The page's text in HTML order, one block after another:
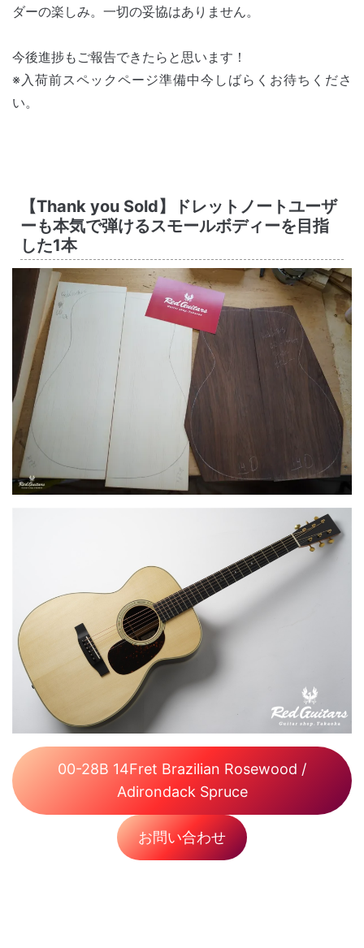
ダーの楽しみ。一切の妥協はありません。
今後進捗もご報告できたらと思います！
※入荷前スペックページ準備中今しばらくお待ちくださ
い。
【Thank you Sold】ドレットノートユーザ
ーも本気で弾けるスモールボディーを目指
した1本
00-28B 14Fret Brazilian Rosewood /
Adirondack Spruce
お問い合わせ